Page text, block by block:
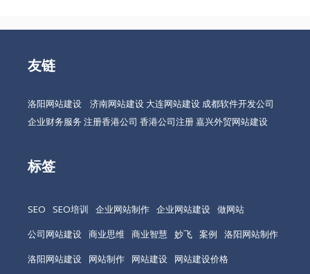
友链
洛阳网站建设 济南网站建设 大连网站建设 成都软件开发公司
企业财务服务 注册香港公司 香港公司注册嘉兴外贸网站建设
标签
SEO SEO培训 企业网站制作 企业网站建设 做网站
公司网站建设 商业思维 商业智慧 妙飞 案例
洛阳网站制作
洛阳网站建设
网站制作 网站建设
网站建设价格